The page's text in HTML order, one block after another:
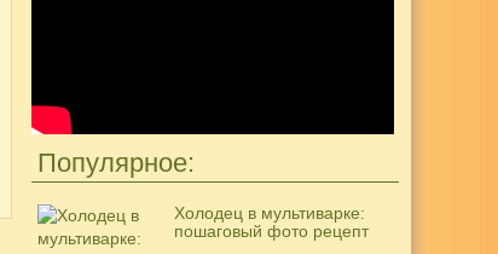
Популярное:
Холодец в мультиварке:
пошаговый фото рецепт